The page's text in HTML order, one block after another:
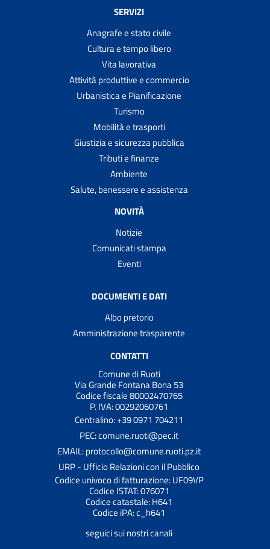
SERVIZI
Anagrafe e stato civile
Cultura e tempo libero
Vita lavorativa
Attività produttive e commercio
Urbanistica e Pianificazione
Turismo
Mobilità e trasporti
Giustizia e sicurezza pubblica
Tributi e finanze
Ambiente
Salute, benessere e assistenza
NOVITÀ
Notizie
Comunicati stampa
Eventi
DOCUMENTI E DATI
Albo pretorio
Amministrazione trasparente
CONTATTI
Comune di Ruoti
Via Grande Fontana Bona 53
Codice fiscale 80002470765
P. IVA: 00292060761
Centralino: +39 0971 704211
PEC: comune.ruoti@pec.it
EMAIL: protocollo@comune.ruoti.pz.it
URP - Ufficio Relazioni con il Pubblico
Codice univoco di fatturazione: UF09VP
Codice ISTAT: 076071
Codice catastale: H641
Codice iPA: c_h641
seguici sui nostri canali